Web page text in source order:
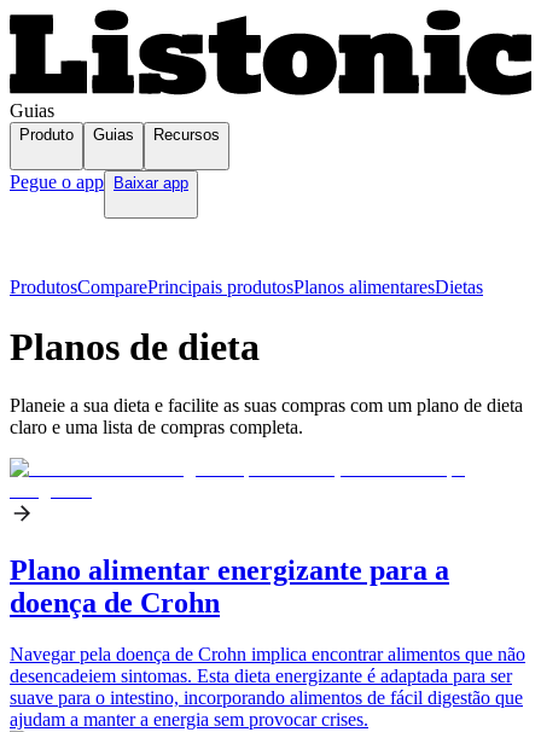
Guias
Produto Guias Recursos
Pegue o app Baixar app
ProdutosComparePrincipais produtosPlanos alimentaresDietas
Planos de dieta
Planeie a sua dieta e facilite as suas compras com um plano de dieta
claro e uma lista de compras completa.
Plano alimentar energizante para a
doença de Crohn
Navegar pela doença de Crohn implica encontrar alimentos que não
desencadeiem sintomas. Esta dieta energizante é adaptada para ser
suave para o intestino, incorporando alimentos de fácil digestão que
ajudam a manter a energia sem provocar crises.